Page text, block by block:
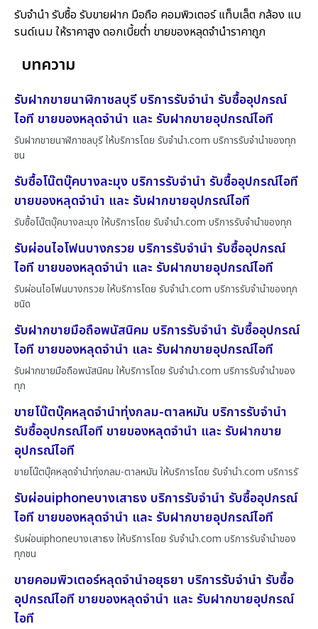
รับจำนำ รับซื้อ รับขายฝาก มือถือ คอมพิวเตอร์ แท็บเล็ต กล้อง แบ
รนด์เนม ให้ราคาสูง ดอกเบี้ยต่ำ ขายของหลุดจำนำราคาถูก
บทความ
รับฝากขายนาฬิกาชลบุรี บริการรับจำนำ รับซื้ออุปกรณ์
ไอที ขายของหลุดจำนำ และ รับฝากขายอุปกรณ์ไอที
รับฝากขายนาฬิกาชลบุรี ให้บริการโดย รับจํานํา.com บริการรับจำนำของทุก
ชน
รับซื้อโน๊ตบุ๊คบางละมุง บริการรับจำนำ รับซื้ออุปกรณ์ไอที
ขายของหลุดจำนำ และ รับฝากขายอุปกรณ์ไอที
รับซื้อโน๊ตบุ๊คบางละมุง ให้บริการโดย รับจํานํา.com บริการรับจำนำของทุก
รับผ่อนไอโฟนบางกรวย บริการรับจำนำ รับซื้ออุปกรณ์
ไอที ขายของหลุดจำนำ และ รับฝากขายอุปกรณ์ไอที
รับผ่อนไอโฟนบางกรวย ให้บริการโดย รับจํานํา.com บริการรับจำนำของทุก
ชนิด
รับฝากขายมือถือพนัสนิคม บริการรับจำนำ รับซื้ออุปกรณ์
ไอที ขายของหลุดจำนำ และ รับฝากขายอุปกรณ์ไอที
รับฝากขายมือถือพนัสนิคม ให้บริการโดย รับจํานํา.com บริการรับจำนำของ
ทุก
ขายโน๊ตบุ๊คหลุดจำนำทุ่งกลม-ตาลหมัน บริการรับจำนำ
รับซื้ออุปกรณ์ไอที ขายของหลุดจำนำ และ รับฝากขาย
อุปกรณ์ไอที
ขายโน๊ตบุ๊คหลุดจำนำทุ่งกลม-ตาลหมัน ให้บริการโดย รับจํานํา.com บริการรั
รับผ่อนiphoneบางเสาธง บริการรับจำนำ รับซื้ออุปกรณ์
ไอที ขายของหลุดจำนำ และ รับฝากขายอุปกรณ์ไอที
รับผ่อนiphoneบางเสาธง ให้บริการโดย รับจํานํา.com บริการรับจำนำของ
ทุกชน
ขายคอมพิวเตอร์หลุดจำนำอยุธยา บริการรับจำนำ รับซื้อ
อุปกรณ์ไอที ขายของหลุดจำนำ และ รับฝากขายอุปกรณ์
ไอที